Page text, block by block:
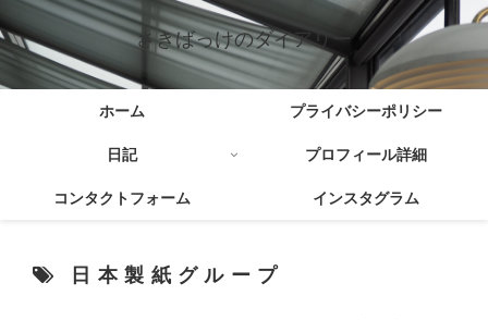
さきばっけのダイアリー
ホーム プライバシーポリシー
日記 プロフィール詳細
コンタクトフォーム インスタグラム
日本製紙グループ